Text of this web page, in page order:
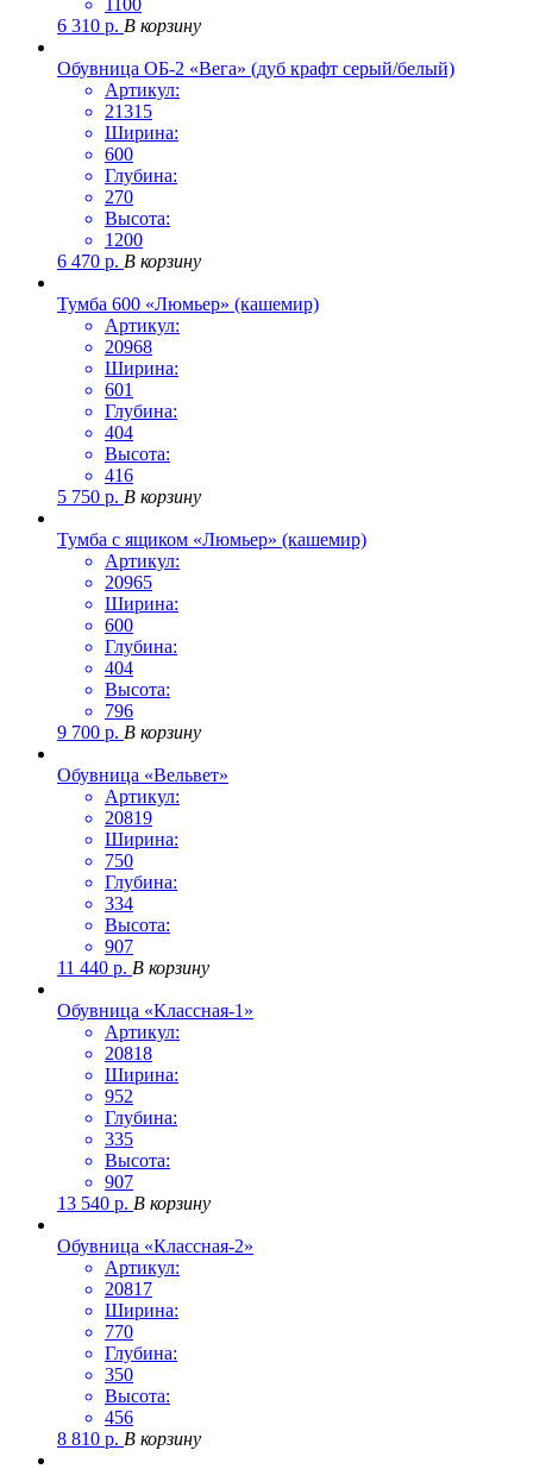
1100
6 310 р. В корзину
Обувница ОБ-2 «Вега» (дуб крафт серый/белый)
Артикул:
21315
Ширина:
600
Глубина:
270
Высота:
1200
6 470 р. В корзину
Тумба 600 «Люмьер» (кашемир)
Артикул:
20968
Ширина:
601
Глубина:
404
Высота:
416
5 750 р. В корзину
Тумба с ящиком «Люмьер» (кашемир)
Артикул:
20965
Ширина:
600
Глубина:
404
Высота:
796
9 700 р. В корзину
Обувница «Вельвет»
Артикул:
20819
Ширина:
750
Глубина:
334
Высота:
907
11 440 р. В корзину
Обувница «Классная-1»
Артикул:
20818
Ширина:
952
Глубина:
335
Высота:
907
13 540 р. В корзину
Обувница «Классная-2»
Артикул:
20817
Ширина:
770
Глубина:
350
Высота:
456
8 810 р. В корзину